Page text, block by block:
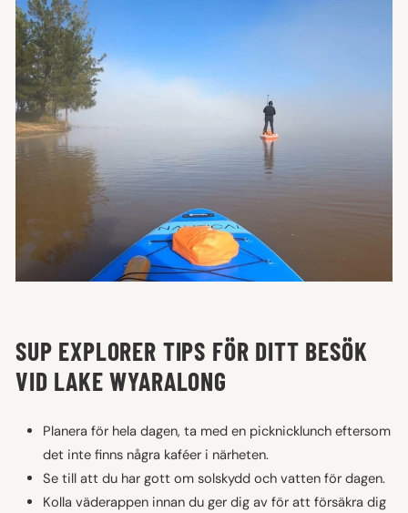
SUP EXPLORER TIPS FÖR DITT BESÖK
VID LAKE WYARALONG
Planera för hela dagen, ta med en picknicklunch eftersom
det inte finns några kaféer i närheten.
Se till att du har gott om solskydd och vatten för dagen.
Kolla väderappen innan du ger dig av för att försäkra dig